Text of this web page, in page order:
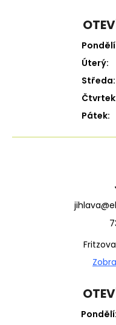
Úterý:
Středa:
Pátek:
Pondělí: